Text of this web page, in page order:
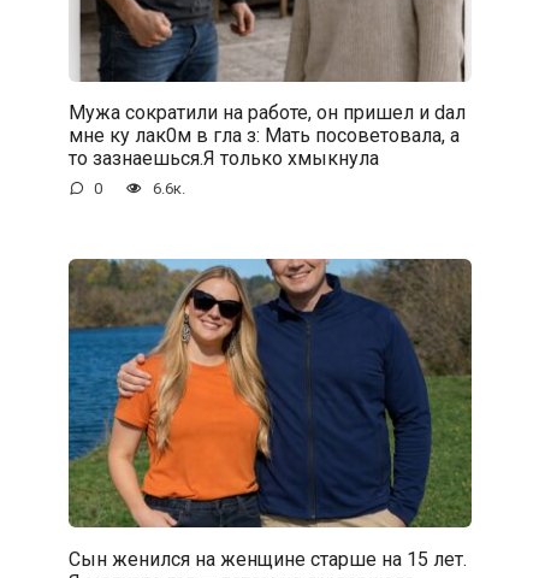
Мужа сократили на работе, он пришел и dал
мне ку лак0м в гла з: Мать посоветовала, а
то зазнаешься.Я только хмыкнула
0 6.6к.
Сын женился на женщине старше на 15 лет.